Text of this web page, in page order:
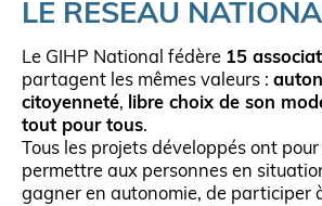
LE RÉSEAU
Le GIHP National fédère 15
partagent les mêmes valeurs :
citoyenneté, libre choix de son
tout pour tous.
Tous les projets développés ont
permettre aux personnes en
gagner en autonomie, de participer